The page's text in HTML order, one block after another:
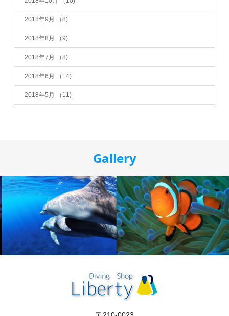
2018年9月 （8)
2018年8月 （9)
2018年7月 （8)
2018年6月 （14)
2018年5月 （11)
Gallery